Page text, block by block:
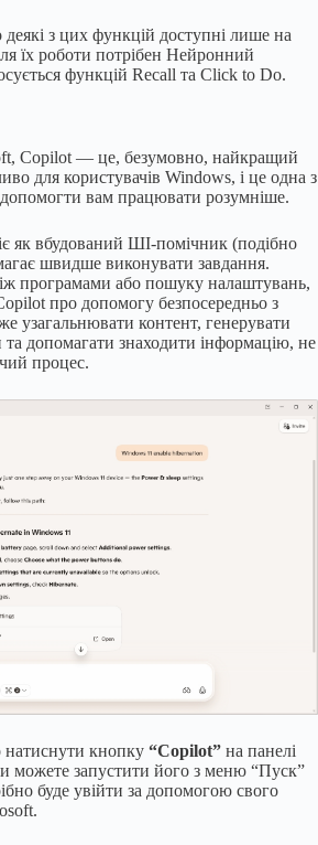
з цих функцій доступні лише на
їх роботи потрібен Нейронний
функцій Recall та Click to Do.
Copilot — це, безумовно, найкращий
для користувачів Windows, і це одна з
вам працювати розумніше.
як вбудований ШІ-помічник (подібно
швидше виконувати завдання.
програмами або пошуку налаштувань,
про допомогу безпосередньо з
узагальнювати контент, генерувати
та допомагати знаходити інформацію, не
процес.
кнопку “Copilot” на панелі
можете запустити його з меню “Пуск”
буде увійти за допомогою свого